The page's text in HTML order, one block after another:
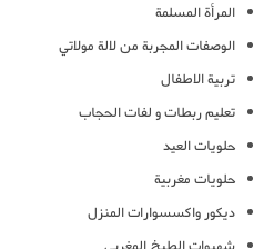
المرأة المسلمة
الوصفات المجربة من لالة مولاتي
تربية الاطفال
تعليم ربطات و لفات الحجاب
حلويات العيد
حلويات مغربية
ديكور واكسسوارات المنزل